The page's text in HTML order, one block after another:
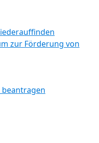
zur Förderung von